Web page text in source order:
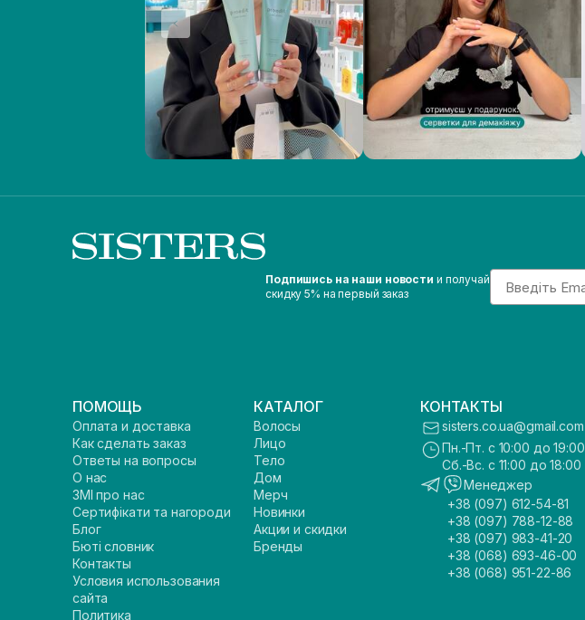
Подпишись на наши новости и получай
скидку 5% на первый заказ
Email
ПОМОЩЬ
Оплата и доставка
Как сделать заказ
Ответы на вопросы
О нас
ЗМІ про нас
Сертифікати та нагороди
Блог
Бюті словник
Контакты
Условия использования
сайта
Политика
КАТАЛОГ
Волосы
Лицо
Тело
Дом
Мерч
Новинки
Акции и скидки
Бренды
КОНТАКТЫ
sisters.co.ua@gmail.com
Пн.-Пт. с 10:00 до 19:00
Сб.-Вс. с 11:00 до 18:00
Менеджер
+38 (097) 612-54-81
+38 (097) 788-12-88
+38 (097) 983-41-20
+38 (068) 693-46-00
+38 (068) 951-22-86